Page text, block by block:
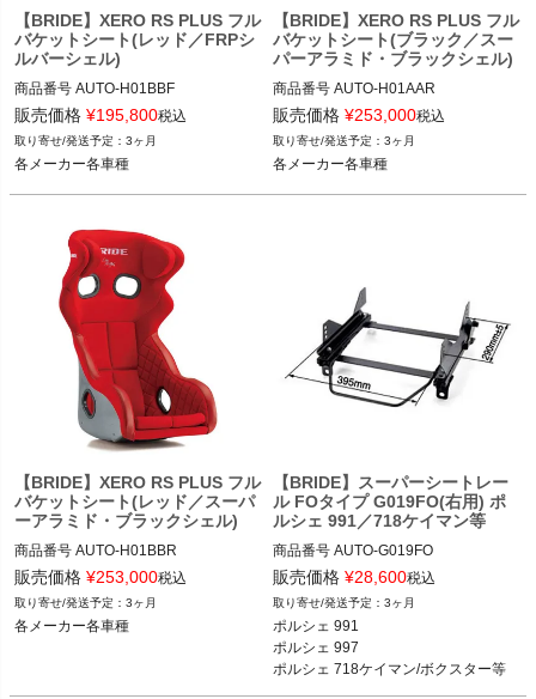
【BRIDE】XERO RS PLUS フル
バケットシート(レッド／FRPシ
ルバーシェル)
商品番号 AUTO-H01BBF
レッド品番：H01AAF
各メーカー各車種
販売価格 ¥195,800税込
3ヶ月
各メーカー各車種
【BRIDE】XERO RS PLUS フル
バケットシート(ブラック／スー
パーアラミド・ブラックシェル)
商品番号 AUTO-H01AAR
ブラック品番：H01AAR
各メーカー各車種
販売価格 ¥253,000税込
3ヶ月
各メーカー各車種
【BRIDE】XERO RS PLUS フル
バケットシート(レッド／スーパ
ーアラミド・ブラックシェル)
商品番号 AUTO-H01BBR
ブラック品番：H01BBR
各メーカー各車種
販売価格 ¥253,000税込
3ヶ月
各メーカー各車種
【BRIDE】スーパーシートレー
ル FOタイプ G019FO(右用) ポ
ルシェ 991／718ケイマン等
商品番号 AUTO-G019FO
メーカー品番：G019FO
各メーカー各車種
販売価格 ¥28,600税込
3ヶ月
ポルシェ 991
ポルシェ 997
ポルシェ 718ケイマン/ボクスター等